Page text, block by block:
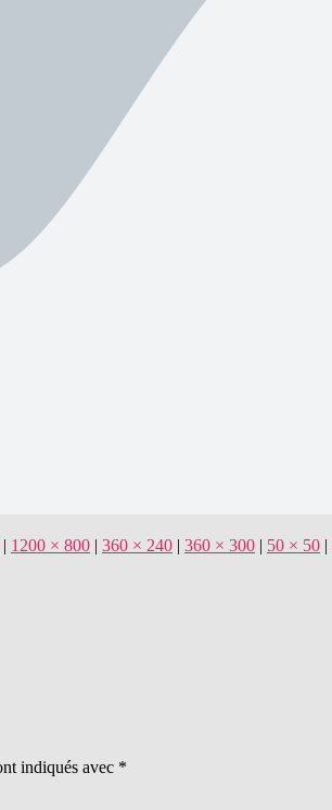
| 1200 × 800 | 360 × 240 | 360 × 300 | 50 × 50 |
indiqués avec *